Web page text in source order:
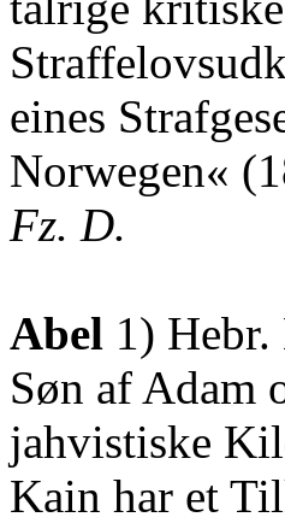
eines
Norwegen«
Fz. D.
Abel 1) Hebr.
Søn af Adam
jahvistiske
Kain har et